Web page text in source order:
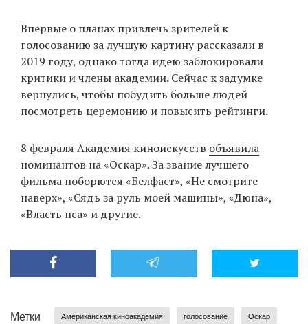
Впервые о планах привлечь зрителей к
голосованию за лучшую картину рассказали в
2019 году, однако тогда идею заблокировали
критики и члены академии. Сейчас к задумке
вернулись, чтобы побудить больше людей
посмотреть церемонию и повысить рейтинги.
8 февраля Академия киноискусств объявила
номинантов на «Оскар». За звание лучшего
фильма поборются «Белфаст», «Не смотрите
наверх», «Сядь за руль моей машины», «Дюна»,
«Власть пса» и другие.
Метки Американская киноакадемия голосование Оскар